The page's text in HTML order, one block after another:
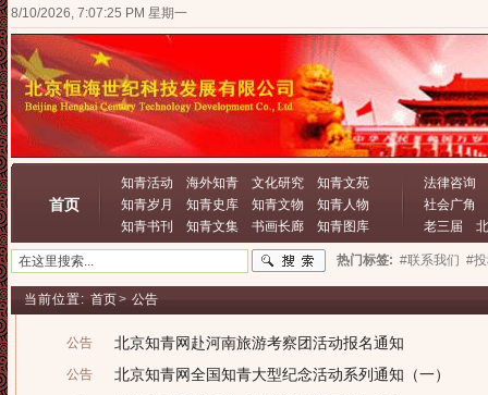
8/10/2026, 7:07:25 PM 星期一
首页
知青活动 海外知青 文化研究
知青文苑
知青岁月
知青史库 知青文物
知青人物
知青书刊
知青文集 书画长廊 知青图库
法律咨询
社会广角
老三届
热门标签: #联系我们 #
当前位置: 首页> 公告
公告 北京知青网赴河南旅游考察团活动报名通知
公告 北京知青网全国知青大型纪念活动系列通知（一）